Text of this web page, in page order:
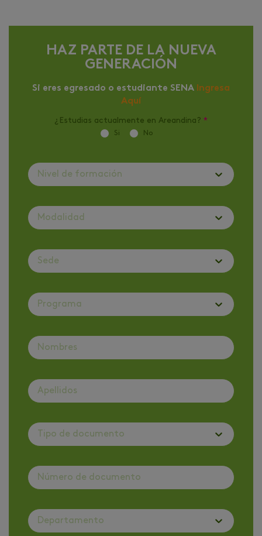
HAZ PARTE DE LA NUEVA
GENERACIÓN
Si eres egresado o estudiante SENA Ingresa
Aquí
¿Estudias actualmente en Areandina? *
Si No
Nivel de formación
Modalidad
Sede
Programa
Tipo de documento
Departamento